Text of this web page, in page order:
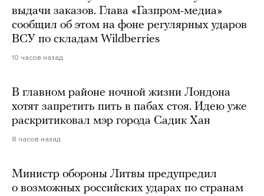
выдачи заказов. Глава «Газпром-медиа»
сообщил об этом на фоне регулярных ударов
ВСУ по складам Wildberries
10 часов назад
В главном районе ночной жизни Лондона
хотят запретить пить в пабах стоя. Идею уже
раскритиковал мэр города Садик Хан
8 часов назад
Министр обороны Литвы предупредил
о возможных российских ударах по странам